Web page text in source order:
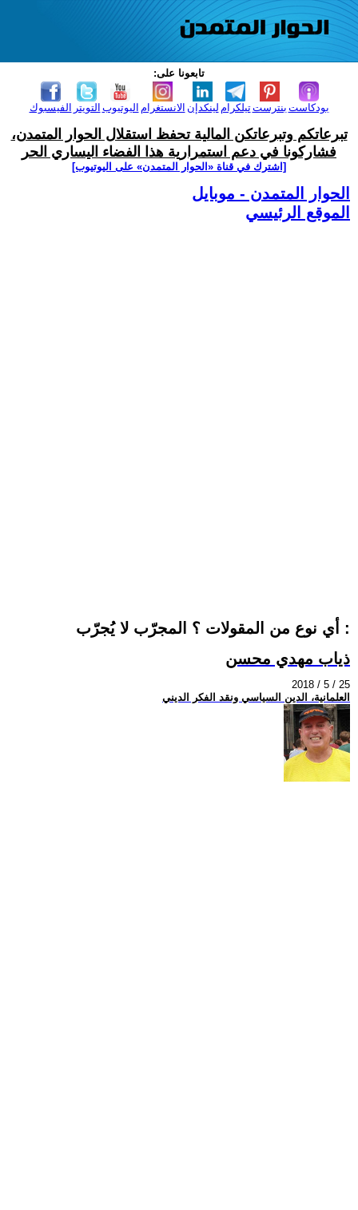
تابعونا على:
الفيسبوك التويتر اليوتيوب الانستغرام لينكدإن تيلكرامبنترست بودكاست
تبرعاتكم وتبرعاتكن المالية تحفظ استقلال الحوار المتمدن،
فشاركونا في دعم استمرارية هذا الفضاء اليساري الحر
[اشترك في قناة ‫«الحوار المتمدن» على اليوتيوب]
الحوار المتمدن - موبايل
الموقع الرئيسي
أي نوع من المقولات ؟ المجرّب لا يُجرّب :
ذياب مهدي محسن
2018 / 5 / 25
العلمانية، الدين السياسي ونقد الفكر الديني